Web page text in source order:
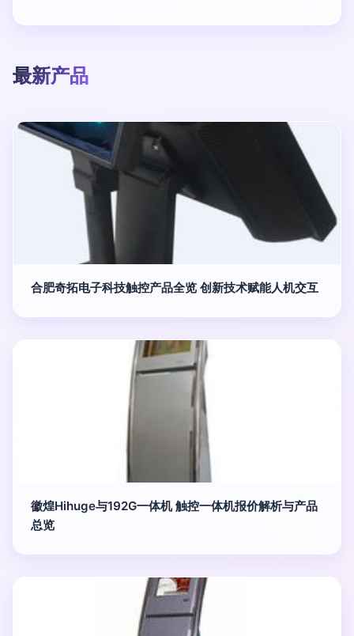
最新产品
合肥奇拓电子科技触控产品全览 创新技术赋能人机交互
徽煌Hihuge与192G一体机 触控一体机报价解析与产品
总览